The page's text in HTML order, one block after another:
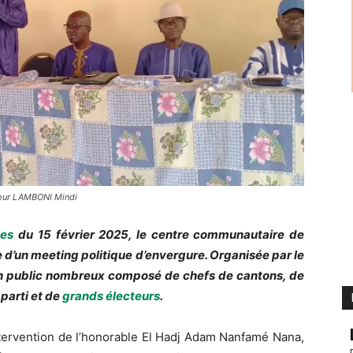
LAMBONI Mindi
du 15 février 2025, le centre communautaire de
meeting politique d’envergure. Organisée par le
nombreux composé de chefs de cantons, de
et degrands électeurs.
de l’honorable El Hadj Adam Nanfamé Nana,